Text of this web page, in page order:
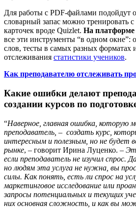
Для работы с PDF-файлами подойдут
словарный запас можно тренировать
карточек вроде Quizlet. На платформе
все эти инструменты “в одном окне”:
слов, тесты в самых разных форматах
отслеживания статистики учеников.
Как преподавателю отслеживать
Какие ошибки делают
создании курсов по
“Наверное, главная ошибка, которую
преподаватель, – создать курс,
интересным и полезным, но не будет
рынке, – говорит Ирина Луценко. –
если преподаватель не изучил спрос.
но людям эта услуга не нужна, вы
силы. Как понять, есть ли спрос на
маркетинговое исследование или
запросы потенциальных и текущих
них основная сложность, и как вы